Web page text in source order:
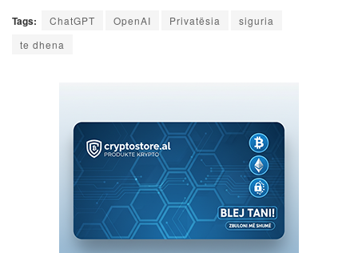
Tags: ChatGPT OpenAI Privatësia
siguria
te dhena